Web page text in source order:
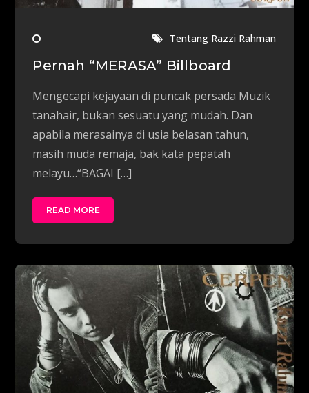
Tentang Razzi Rahman
Pernah “MERASA” Billboard
Mengecapi kejayaan di puncak persada Muzik
tanahair, bukan sesuatu yang mudah. Dan
apabila merasainya di usia belasan tahun,
masih muda remaja, bak kata pepatah
melayu…“BAGAI […]
READ MORE